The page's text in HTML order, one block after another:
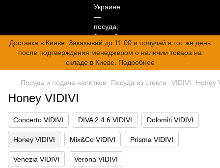
Доставка в Киеве. Заказывай до 11:00 и получай в тот же день
после подтверждения менеджером о наличии товара на
складе в Киеве. Подробнее
Посуда и подача напитков Посуда из стекла VIDIVI Honey
Honey VIDIVI
Concerto VIDIVI DIVA 2.4.6 VIDIVI Dolomiti VIDIVI
Honey VIDIVI Mix&Co VIDIVI Prisma VIDIVI
Venezia VIDIVI Verona VIDIVI